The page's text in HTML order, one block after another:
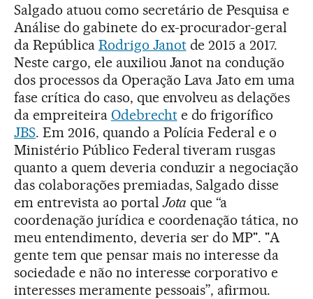
Salgado atuou como secretário de Pesquisa e
Análise do gabinete do ex-procurador-geral
da República Rodrigo Janotde 2015 a 2017.
Neste cargo, ele auxiliou Janot na condução
dos processos da Operação Lava Jato em uma
fase crítica do caso, que envolveu as delações
da empreiteira Odebrechte do frigorífico
JBS. Em 2016, quando a Polícia Federal e o
Ministério Público Federal tiveram rusgas
quanto a quem deveria conduzir a negociação
das colaborações premiadas, Salgado disse
em entrevista ao portalJota que “a
coordenação jurídica e coordenação tática, no
meu entendimento, deveria ser do MP". "A
gente tem que pensar mais no interesse da
sociedade e não no interesse corporativo e
interesses meramente pessoais”, afirmou.